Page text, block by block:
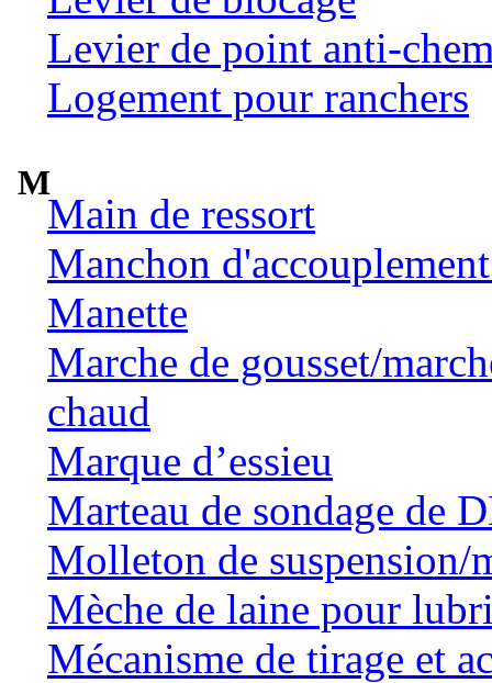
Levier de point anti-
Logement pour ranchers
M
Main de ressort
Manchon
Manette
Marche de gousset/
chaud
Marque d’essieu
Marteau de sondage de
Molleton de suspension/
Mèche de laine pour
Mécanisme de tirage et